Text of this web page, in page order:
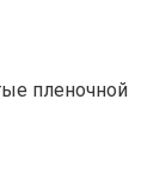
пленочной